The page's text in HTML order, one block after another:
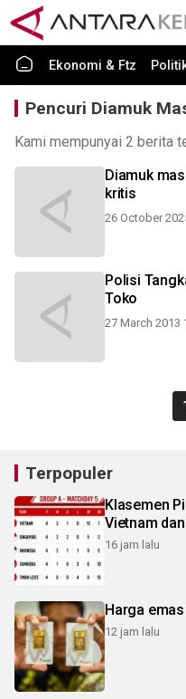
Ekonomi & Ftz
Pencuri Diamuk
Kami mempunyai 2 berita
Diamuk
kritis
26 October
Polisi
Toko
27 March 2013
Terpopuler
Klasemen
Vietnam
16 jam lalu
Harga
12 jam lalu